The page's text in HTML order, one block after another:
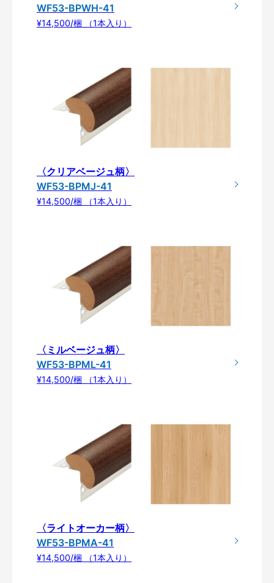
WF53-BPWH-41
¥14,500/梱 （1本入り）
〈クリアベージュ柄〉
WF53-BPMJ-41
¥14,500/梱 （1本入り）
〈ミルベージュ柄〉
WF53-BPML-41
¥14,500/梱 （1本入り）
〈ライトオーカー柄〉
WF53-BPMA-41
¥14,500/梱 （1本入り）